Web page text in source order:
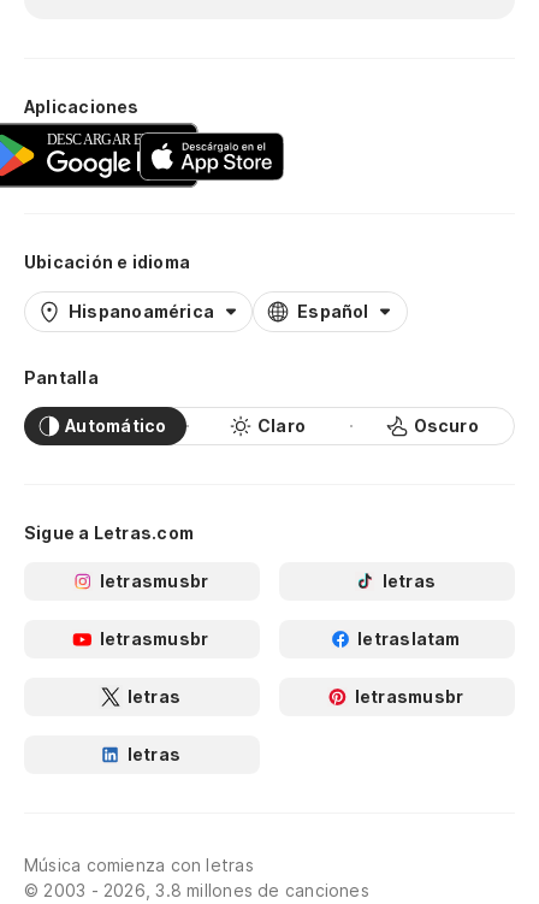
Aplicaciones
Ubicación e idioma
Hispanoamérica Español
Pantalla
Automático Claro Oscuro
Sigue a Letras.com
letrasmusbr letras
letrasmusbr letraslatam
letras letrasmusbr
letras
Música comienza con letras
© 2003 - 2026, 3.8 millones de canciones